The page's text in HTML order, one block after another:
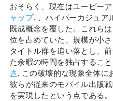
おそらく、現在はユービー
ャップ, 、ハイパーカジュア
既成概念を覆した。これら
位を占めていた、規模が小
タイトル群を追い落とし、
た余暇の時間を独占すること
さ. この破壊的な現象全体に
彼らが従来のモバイル出版
を実現したという点である